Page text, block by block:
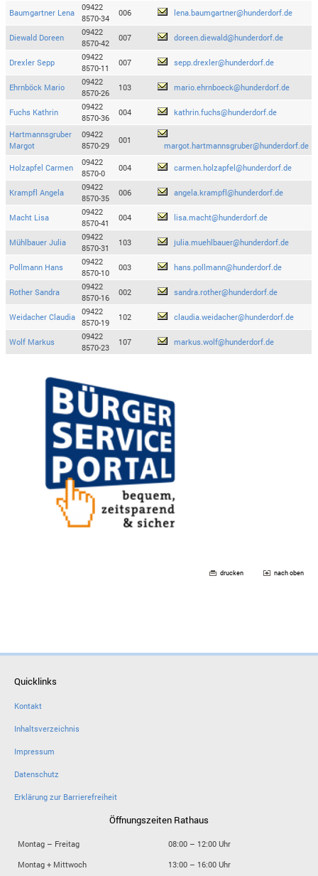
Baumgartner Lena
09422
8570-34
006 lena.baumgartner@hunderdorf.de
Diewald Doreen
09422
8570-42
007 doreen.diewald@hunderdorf.de
Drexler Sepp
09422
8570-11
007 sepp.drexler@hunderdorf.de
Ehrnböck Mario
09422
8570-26
103 mario.ehrnboeck@hunderdorf.de
Fuchs Kathrin
09422
8570-36
004 kathrin.fuchs@hunderdorf.de
Hartmannsgruber
Margot
09422
8570-29
001
margot.hartmannsgruber@hunderdorf.de
Holzapfel Carmen
09422
8570-0
004 carmen.holzapfel@hunderdorf.de
Krampfl Angela
09422
8570-35
006 angela.krampfl@hunderdorf.de
Macht Lisa
09422
8570-41
004 lisa.macht@hunderdorf.de
Mühlbauer Julia
09422
8570-31
103 julia.muehlbauer@hunderdorf.de
Pollmann Hans
09422
8570-10
003 hans.pollmann@hunderdorf.de
Rother Sandra
09422
8570-16
002 sandra.rother@hunderdorf.de
Weidacher Claudia
09422
8570-19
102 claudia.weidacher@hunderdorf.de
Wolf Markus
09422
8570-23
107 markus.wolf@hunderdorf.de
drucken nach oben
Quicklinks
Kontakt
Inhaltsverzeichnis
Impressum
Datenschutz
Erklärung zur Barrierefreiheit
Öffnungszeiten Rathaus
Montag – Freitag
08:00 – 12:00 Uhr
Montag + Mittwoch
13:00 – 16:00 Uhr